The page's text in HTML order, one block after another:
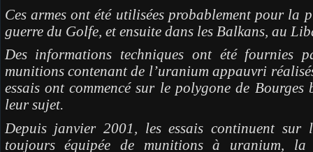
Ces armes ont été utilisées probablement pour la
guerre du Golfe, et ensuite dans les Balkans, au
Des informations techniques ont été fournies
munitions contenant de l’uranium appauvri
essais ont commencé sur le polygone de
leur sujet.
Depuis janvier 2001, les essais continuent sur
toujours équipée de munitions à uranium,